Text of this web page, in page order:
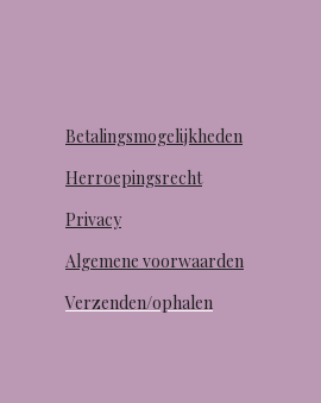
Betalingsmogelijkheden
Herroepingsrecht
Privacy
Algemene voorwaarden
Verzenden/ophalen